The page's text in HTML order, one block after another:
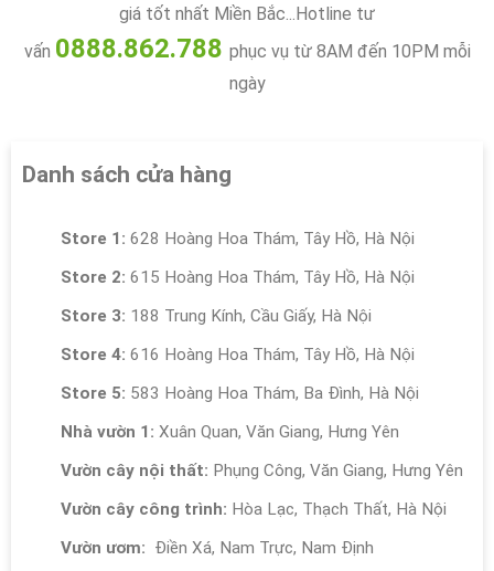
giá tốt nhất Miền Bắc...Hotline tư
vấn 0888.862.788 phục vụ từ 8AM đến 10PM mỗi
ngày
Danh sách cửa hàng
Store 1: 628 Hoàng Hoa Thám, Tây Hồ, Hà Nội
Store 2: 615 Hoàng Hoa Thám, Tây Hồ, Hà Nội
Store 3: 188 Trung Kính, Cầu Giấy, Hà Nội
Store 4: 616 Hoàng Hoa Thám, Tây Hồ, Hà Nội
Store 5: 583 Hoàng Hoa Thám, Ba Đình, Hà Nội
Nhà vườn 1: Xuân Quan, Văn Giang, Hưng Yên
Vườn cây nội thất: Phụng Công, Văn Giang, Hưng Yên
Vườn cây công trình: Hòa Lạc, Thạch Thất, Hà Nội
Vườn ươm: Điền Xá, Nam Trực, Nam Định